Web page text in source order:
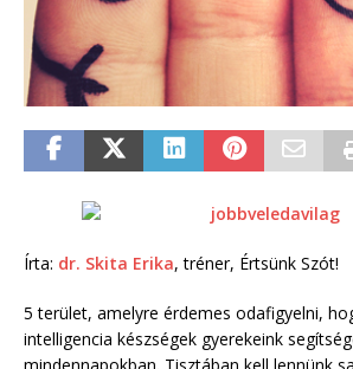
Írta: dr. Skita Erika, tréner, Értsünk Szót!
5 terület, amelyre érdemes odafigyelni,
intelligencia készségek gyerekeink